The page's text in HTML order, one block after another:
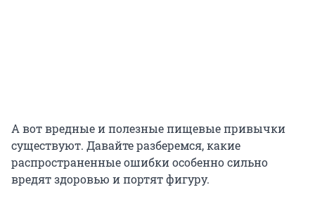
А вот вредные и полезные пищевые привычки
существуют. Давайте разберемся, какие
распространенные ошибки особенно сильно
вредят здоровью и портят фигуру.